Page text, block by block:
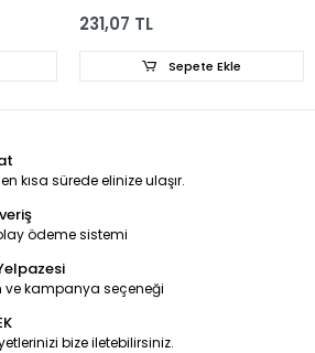
231,07 TL
Sepete Ekle
kısa sürede elinize ulaşır.
ödeme sistemi
ve kampanya seçeneği
bize iletebilirsiniz.